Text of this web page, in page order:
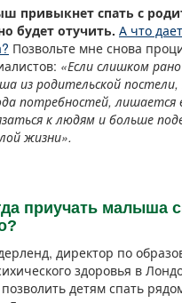
привыкнет спать с
будет отучить. А что
Позвольте мне снова
«Если слишком
из родительской
потребностей,
к людям и больше
жизни».
приучать малыша
директор по
здоровья в
детям спать